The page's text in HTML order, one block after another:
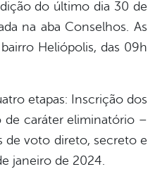
do último dia 30 de
na aba Conselhos. As
Heliópolis, das 09h
etapas: Inscrição dos
de caráter eliminatório –
de voto direto, secreto e
janeiro de 2024.